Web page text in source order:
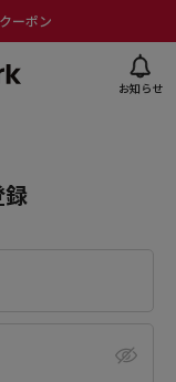
ーポン
お知らせ
録